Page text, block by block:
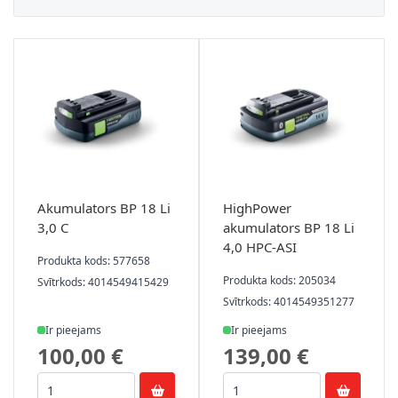
Akumulators BP 18 Li
3,0 C
Produkta kods: 577658
Svītrkods: 4014549415429
Ir pieejams
100,00 €
HighPower
akumulators BP 18 Li
4,0 HPC-ASI
Produkta kods: 205034
Svītrkods: 4014549351277
Ir pieejams
139,00 €